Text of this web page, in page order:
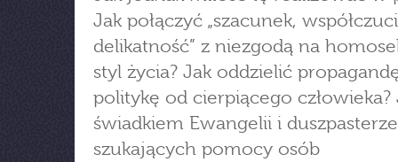
Jak połączyć „szacunek,
delikatność” z niezgodą na
styl życia? Jak oddzielić
politykę od cierpiącego człowieka?
świadkiem Ewangelii i
szukających pomocy osób